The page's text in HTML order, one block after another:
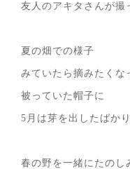
友人のアキタさんが撮
夏の畑での様子
みていたら摘みたくな
被っていた帽子に
5月は芽を出したばか
春の野を一緒にたのし